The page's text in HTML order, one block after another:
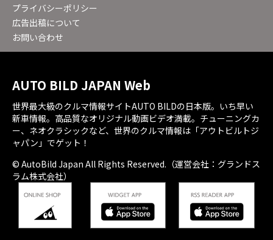
プライバシーポリシー
広告出稿について
お問い合わせ
AUTO BILD JAPAN Web
世界最大級のクルマ情報サイトAUTO BILDの日本版。いち早い
新車情報。高品質なオリジナル動画ビデオ満載。チューニングカ
ー、ネオクラシックなど、世界のクルマ情報は「アウトビルトジ
ャパン」でゲット！
© AutoBild Japan All Rights Reserved.（運営会社：グランドス
ラム株式会社）